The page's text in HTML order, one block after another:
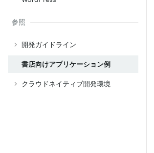
参照
開発ガイドライン
書店向けアプリケーション例
クラウドネイティブ開発環境